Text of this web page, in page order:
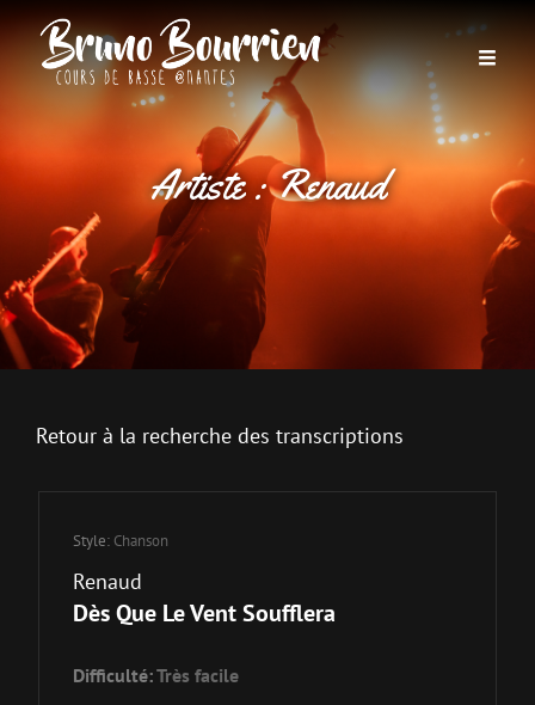
Artiste :Renaud
Retour à la recherche des transcriptions
Style: Chanson
Renaud
Dès Que Le Vent Soufflera
Difficulté:Très facile